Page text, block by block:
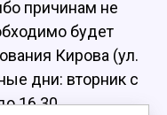
причинам не
будет
Кирова (ул.
дни: вторник с
16.30